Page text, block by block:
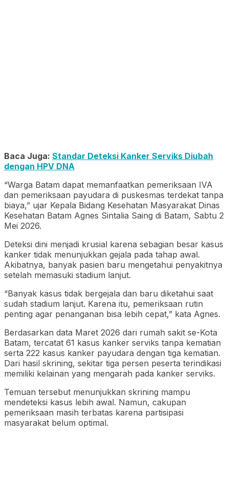
Baca Juga: Standar Deteksi Kanker Serviks Diubah
dengan HPV DNA
“Warga Batam dapat memanfaatkan pemeriksaan IVA
dan pemeriksaan payudara di puskesmas terdekat tanpa
biaya,” ujar Kepala Bidang Kesehatan Masyarakat Dinas
Kesehatan Batam Agnes Sintalia Saing di Batam, Sabtu 2
Mei 2026.
Deteksi dini menjadi krusial karena sebagian besar kasus
kanker tidak menunjukkan gejala pada tahap awal.
Akibatnya, banyak pasien baru mengetahui penyakitnya
setelah memasuki stadium lanjut.
“Banyak kasus tidak bergejala dan baru diketahui saat
sudah stadium lanjut. Karena itu, pemeriksaan rutin
penting agar penanganan bisa lebih cepat,” kata Agnes.
Berdasarkan data Maret 2026 dari rumah sakit se-Kota
Batam, tercatat 61 kasus kanker serviks tanpa kematian
serta 222 kasus kanker payudara dengan tiga kematian.
Dari hasil skrining, sekitar tiga persen peserta terindikasi
memiliki kelainan yang mengarah pada kanker serviks.
Temuan tersebut menunjukkan skrining mampu
mendeteksi kasus lebih awal. Namun, cakupan
pemeriksaan masih terbatas karena partisipasi
masyarakat belum optimal.